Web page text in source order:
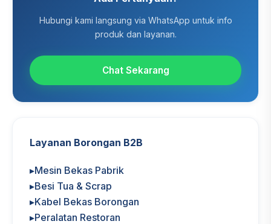
Hubungi kami langsung via WhatsApp untuk info
produk dan layanan.
Chat Sekarang
Layanan Borongan B2B
▸Mesin Bekas Pabrik
▸Besi Tua & Scrap
▸Kabel Bekas Borongan
▸Peralatan Restoran